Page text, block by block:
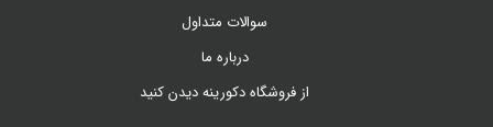
سوالات متداول
درباره ما
از فروشگاه دکورینه دیدن کنید